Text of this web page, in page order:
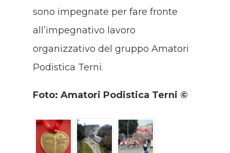
sono impegnate per fare fronte
all’impegnativo lavoro
organizzativo del gruppo Amatori
Podistica Terni.
Foto: Amatori Podistica Terni ©